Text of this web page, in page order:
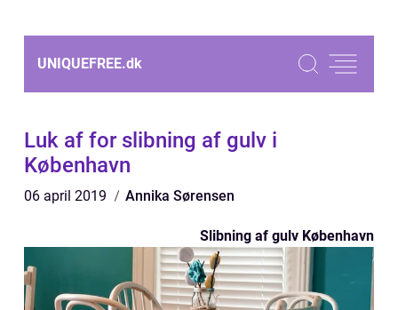
UNIQUEFREE.dk
Luk af for slibning af gulv i
København
06 april 2019 Annika Sørensen
Slibning af gulv København